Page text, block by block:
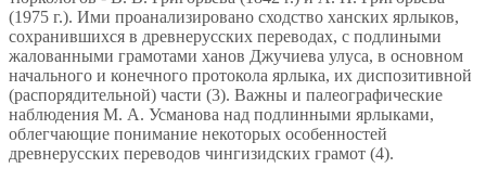
(1975 г.). Ими проанализировано сходство ханских ярлыков,
сохранившихся в древнерусских переводах, с подлиными
жалованными грамотами ханов Джучиева улуса, в основном
начального и конечного протокола ярлыка, их диспозитивной
(распорядительной) части (3). Важны и палеографические
наблюдения М. А. Усманова над подлинными ярлыками,
облегчающие понимание некоторых особенностей
древнерусских переводов чингизидских грамот (4).